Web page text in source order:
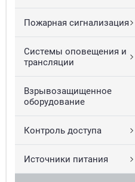
Пожарная сигнализация
Системы оповещения и
трансляции
Взрывозащищенное
оборудование
Контроль доступа
Источники питания